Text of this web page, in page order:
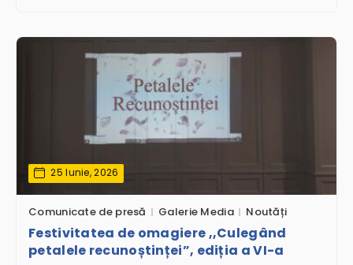
25 Iunie, 2026
Comunicate de presă Galerie Media Noutăți
Festivitatea de omagiere ,,Culegând
petalele recunoștinței”, ediția a VI-a